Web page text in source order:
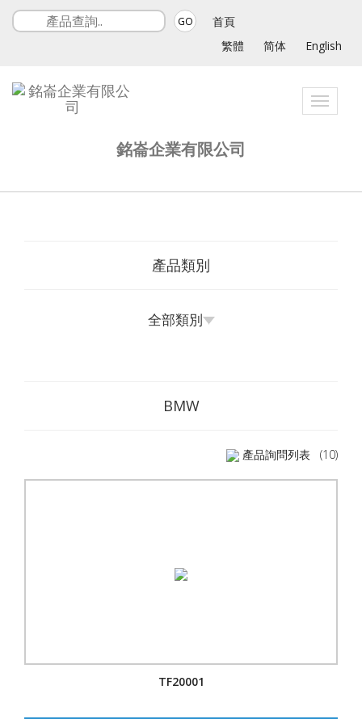
GO
首頁
繁體
简体 English
Toggle
銘崙企業有限公司
產品類別
全部類別
BMW
產品詢問列表 (10)
TF20001